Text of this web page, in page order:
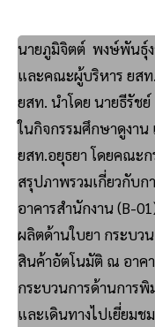
นายภูมิจิตต์ พงษ์พันธุ์ง
และคณะผู้บริหาร ยสท
ยสท. นำโดย นายธีรัช
ในกิจกรรมศึกษาดูงาน
ยสท.อยุธยา โดยคณะก
สรุปภาพรวมเกี่ยวกับ
อาคารสำนักงาน (B-
ผลิตด้านใบยา กระบว
สินค้าอัตโนมัติ ณ อาคา
กระบวนการด้านการ
และเดินทางไปเยี่ยม